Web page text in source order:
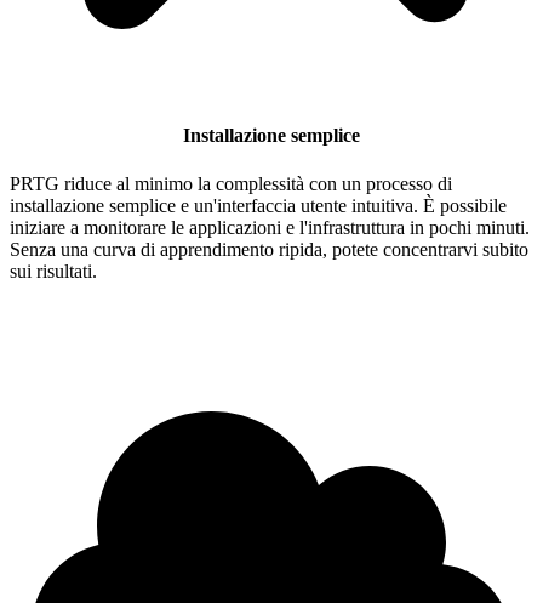
Installazione semplice
PRTG riduce al minimo la complessità con un processo di
installazione semplice e un'interfaccia utente intuitiva. È possibile
iniziare a monitorare le applicazioni e l'infrastruttura in pochi minuti.
Senza una curva di apprendimento ripida, potete concentrarvi subito
sui risultati.